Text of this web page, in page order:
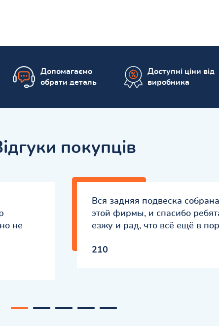
Допомагаємо
обрати деталь
Доступні ціни від
виробника
покупців
не
Вся задняя подвеска
этой фирмы, и спасибо
езжу и рад, что всё ещё в
210